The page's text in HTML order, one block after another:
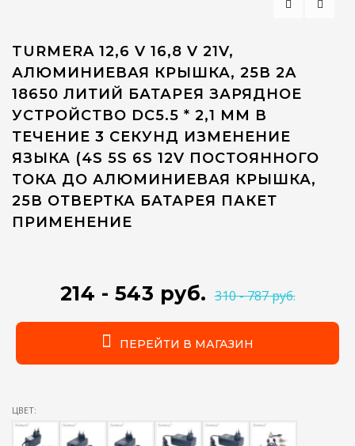
TURMERA 12,6 V 16,8 V 21V,
АЛЮМИНИЕВАЯ КРЫШКА, 25В 2A
18650 ЛИТИЙ БАТАРЕЯ ЗАРЯДНОЕ
УСТРОЙСТВО DC5.5 * 2,1 ММ В
ТЕЧЕНИЕ 3 СЕКУНД ИЗМЕНЕНИЕ
ЯЗЫКА (4S 5S 6S 12V ПОСТОЯННОГО
ТОКА ДО АЛЮМИНИЕВАЯ КРЫШКА,
25В ОТВЕРТКА БАТАРЕЯ ПАКЕТ
ПРИМЕНЕНИЕ
214 - 543 руб. 310 - 787 руб.
ПЕРЕЙТИ В МАГАЗИН
ЦВЕТ: